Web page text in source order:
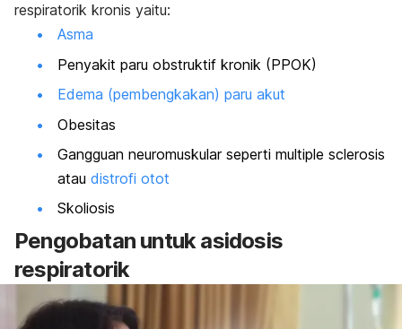
respiratorik kronis yaitu:
Asma
Penyakit paru obstruktif kronik (PPOK)
Edema (pembengkakan) paru akut
Obesitas
Gangguan neuromuskular seperti multiple sclerosis
atau distrofi otot
Skoliosis
Pengobatan untuk asidosis
respiratorik